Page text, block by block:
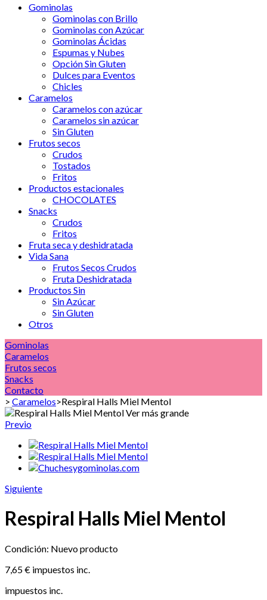
Gominolas
Gominolas con Brillo
Gominolas con Azúcar
Gominolas Ácidas
Espumas y Nubes
Opción Sin Gluten
Dulces para Eventos
Chicles
Caramelos
Caramelos con azúcar
Caramelos sin azúcar
Sin Gluten
Frutos secos
Crudos
Tostados
Fritos
Productos estacionales
CHOCOLATES
Snacks
Crudos
Fritos
Fruta seca y deshidratada
Vida Sana
Frutos Secos Crudos
Fruta Deshidratada
Productos Sin
Sin Azúcar
Sin Gluten
Otros
Gominolas
Caramelos
Frutos secos
Snacks
Contacto
> Caramelos>Respiral Halls Miel Mentol
Ver más grande
Previo
Siguiente
Respiral Halls Miel Mentol
Condición: Nuevo producto
7,65 € impuestos inc.
impuestos inc.